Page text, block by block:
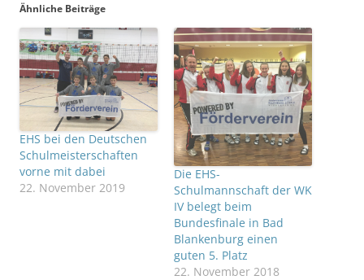
Ähnliche Beiträge
EHS bei den Deutschen
Schulmeisterschaften
vorne mit dabei
22. November 2019
Die EHS-
Schulmannschaft der WK
IV belegt beim
Bundesfinale in Bad
Blankenburg einen
guten 5. Platz
22. November 2018